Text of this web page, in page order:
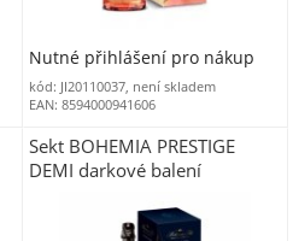
Nutné přihlášení pro nákup
kód: JI20110037, není skladem
EAN: 8594000941606
Sekt BOHEMIA PRESTIGE
DEMI darkové balení